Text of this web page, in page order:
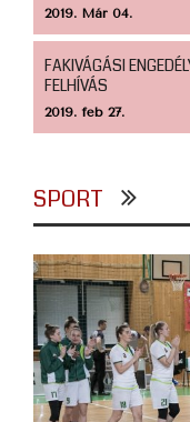
2019. Már 04.
FAKIVÁGÁSI
FELHÍVÁS
2019. feb 27.
SPORT